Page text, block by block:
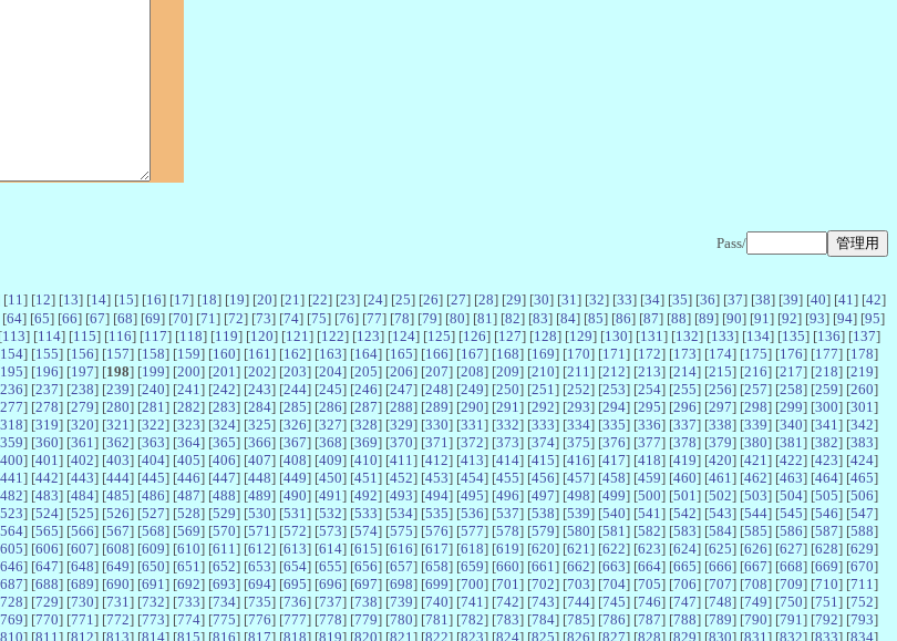
Pass/
[11 ] [12] [13] [14] [15] [16] [17] [18] [19] [20] [21 ] [22] [23] [24] [25] [26] [27] [28] [29] [30] [31 ] [32] [33] [34] [35] [36] [37] [38] [39] [40] [41 ] [42]
[64] [65] [66] [67] [68] [69] [70] [71 ] [72] [73] [74] [75] [76] [77] [78] [79] [80] [81 ] [82] [83] [84] [85] [86] [87] [88] [89] [90] [91 ] [92] [93] [94] [95]
113] [114] [115] [116] [117] [118] [119] [120] [121 ] [122] [123] [124] [125] [126] [127] [128] [129] [130] [131 ] [132] [133] [134] [135] [136] [137]
154] [155] [156] [157] [158] [159] [160] [161 ] [162] [163] [164] [165] [166] [167] [168] [169] [170] [171 ] [172] [173] [174] [175] [176] [177] [178]
195] [196] [197] [198] [199] [200] [201 ] [202] [203] [204] [205] [206] [207] [208] [209] [210] [211 ] [212] [213] [214] [215] [216] [217] [218] [219]
236] [237] [238] [239] [240] [241 ] [242] [243] [244] [245] [246] [247] [248] [249] [250] [251 ] [252] [253] [254] [255] [256] [257] [258] [259] [260]
277] [278] [279] [280] [281 ] [282] [283] [284] [285] [286] [287] [288] [289] [290] [291 ] [292] [293] [294] [295] [296] [297] [298] [299] [300] [301 ]
318] [319] [320] [321 ] [322] [323] [324] [325] [326] [327] [328] [329] [330] [331 ] [332] [333] [334] [335] [336] [337] [338] [339] [340] [341 ] [342]
359] [360] [361 ] [362] [363] [364] [365] [366] [367] [368] [369] [370] [371 ] [372] [373] [374] [375] [376] [377] [378] [379] [380] [381 ] [382] [383]
400] [401 ] [402] [403] [404] [405] [406] [407] [408] [409] [410] [411 ] [412] [413] [414] [415] [416] [417] [418] [419] [420] [421 ] [422] [423] [424]
441 ] [442] [443] [444] [445] [446] [447] [448] [449] [450] [451 ] [452] [453] [454] [455] [456] [457] [458] [459] [460] [461 ] [462] [463] [464] [465]
482] [483] [484] [485] [486] [487] [488] [489] [490] [491 ] [492] [493] [494] [495] [496] [497] [498] [499] [500] [501 ] [502] [503] [504] [505] [506]
523] [524] [525] [526] [527] [528] [529] [530] [531 ] [532] [533] [534] [535] [536] [537] [538] [539] [540] [541 ] [542] [543] [544] [545] [546] [547]
564] [565] [566] [567] [568] [569] [570] [571 ] [572] [573] [574] [575] [576] [577] [578] [579] [580] [581 ] [582] [583] [584] [585] [586] [587] [588]
605] [606] [607] [608] [609] [610] [611 ] [612] [613] [614] [615] [616] [617] [618] [619] [620] [621 ] [622] [623] [624] [625] [626] [627] [628] [629]
646] [647] [648] [649] [650] [651 ] [652] [653] [654] [655] [656] [657] [658] [659] [660] [661 ] [662] [663] [664] [665] [666] [667] [668] [669] [670]
687] [688] [689] [690] [691 ] [692] [693] [694] [695] [696] [697] [698] [699] [700] [701 ] [702] [703] [704] [705] [706] [707] [708] [709] [710] [711 ]
728] [729] [730] [731 ] [732] [733] [734] [735] [736] [737] [738] [739] [740] [741 ] [742] [743] [744] [745] [746] [747] [748] [749] [750] [751 ] [752]
769] [770] [771 ] [772] [773] [774] [775] [776] [777] [778] [779] [780] [781 ] [782] [783] [784] [785] [786] [787] [788] [789] [790] [791 ] [792] [793]
810] [811 ] [812] [813] [814] [815] [816] [817] [818] [819] [820] [821 ] [822] [823] [824] [825] [826] [827] [828] [829] [830] [831 ] [832] [833] [834]